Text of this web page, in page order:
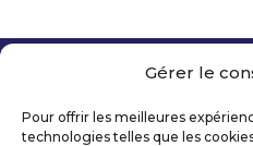
Gérer le
Pour offrir les meilleures
technologies telles que les
Mentions légales